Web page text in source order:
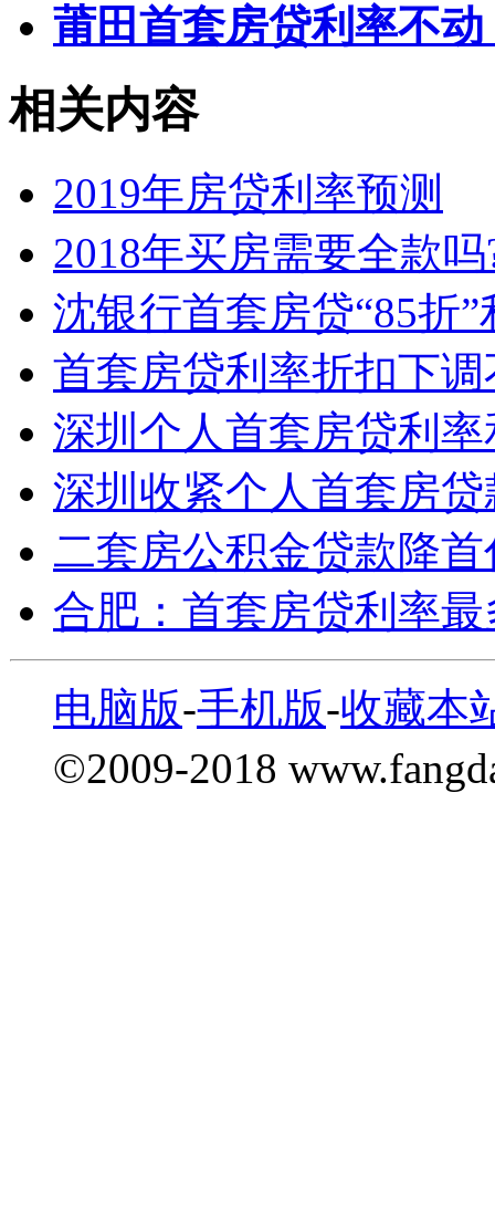
莆田首套房贷利率不
相关内容
2019年房贷利率预测
2018年买房需要全款吗
沈银行首套房贷“85折
首套房贷利率折扣下
深圳个人首套房贷利
深圳收紧个人首套房
二套房公积金贷款降
合肥：首套房贷利率
电脑版-手机版-收藏本
©2009-2018